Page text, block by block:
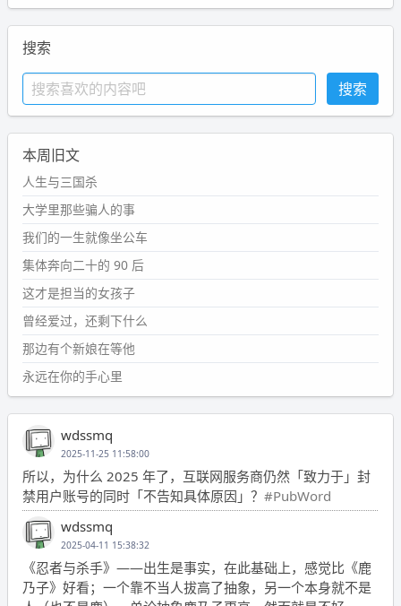
搜索
本周旧文
人生与三国杀
大学里那些骗人的事
我们的一生就像坐公车
集体奔向二十的 90 后
这才是担当的女孩子
曾经爱过，还剩下什么
那边有个新娘在等他
永远在你的手心里
wdssmq
2025-11-25 11:58:00
所以，为什么 2025 年了，互联网服务商仍然「致力于」封
禁用户账号的同时「不告知具体原因」？ #PubWord
wdssmq
2025-04-11 15:38:32
《忍者与杀手》——出生是事实，在此基础上，感觉比《鹿
乃子》好看；一个靠不当人拔高了抽象，另一个本身就不是